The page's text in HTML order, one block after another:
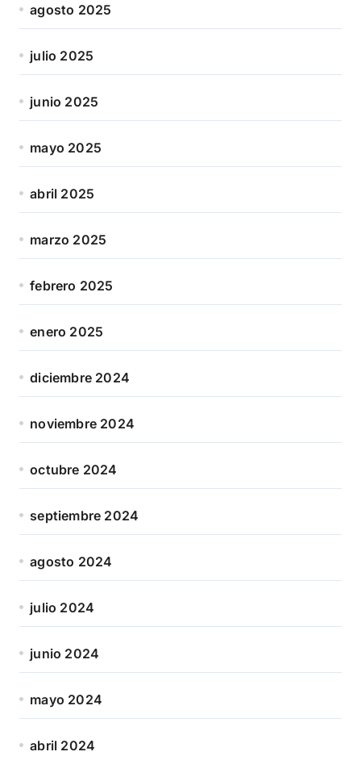
agosto 2025
julio 2025
junio 2025
mayo 2025
abril 2025
marzo 2025
febrero 2025
enero 2025
diciembre 2024
noviembre 2024
octubre 2024
septiembre 2024
agosto 2024
julio 2024
junio 2024
mayo 2024
abril 2024